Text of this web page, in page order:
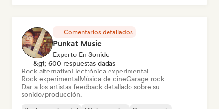
Comentarios detallados
Punkat Music
Experto En Sonido
&gt; 600 respuestas dadas
Rock alternativoElectrónica experimental
Rock experimentalMúsica de cineGarage rock
Dar a los artistas feedback detallado sobre su
sonido/producción.